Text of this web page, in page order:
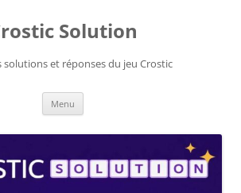
Solution
solutions et réponses du jeu Crostic
Menu